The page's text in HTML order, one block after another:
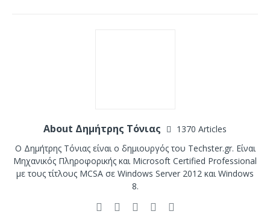
About Δημήτρης Τόνιας
1370 Articles
Ο Δημήτρης Τόνιας είναι ο δημιουργός του Techster.gr. Είναι
Μηχανικός Πληροφορικής και Microsoft Certified Professional
με τους τίτλους MCSA σε Windows Server 2012 και Windows
8.